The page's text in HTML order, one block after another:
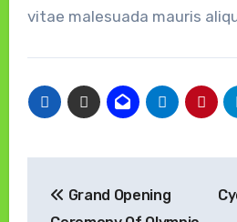
vitae malesuada mauris
pos
Grand Opening